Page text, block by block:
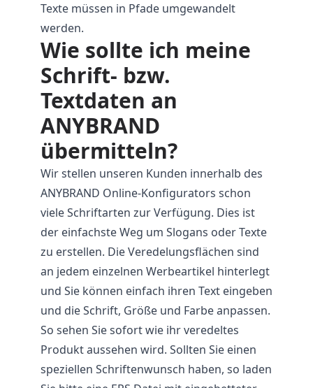
Texte müssen in Pfade umgewandelt
werden.
Wie sollte ich meine
Schrift- bzw.
Textdaten an
ANYBRAND
übermitteln?
Wir stellen unseren Kunden innerhalb des
ANYBRAND Online-Konfigurators schon
viele Schriftarten zur Verfügung. Dies ist
der einfachste Weg um Slogans oder Texte
zu erstellen. Die Veredelungsflächen sind
an jedem einzelnen Werbeartikel hinterlegt
und Sie können einfach ihren Text eingeben
und die Schrift, Größe und Farbe anpassen.
So sehen Sie sofort wie ihr veredeltes
Produkt aussehen wird. Sollten Sie einen
speziellen Schriftenwunsch haben, so laden